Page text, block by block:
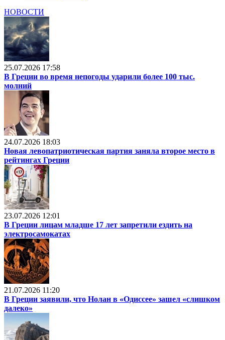
НОВОСТИ
25.07.2026 17:58
В Греции во время непогоды ударили более 100 тыс.
молний
24.07.2026 18:03
Новая левопатриотическая партия заняла второе место в
рейтингах Греции
23.07.2026 12:01
В Греции лицам младше 17 лет запретили ездить на
электросамокатах
21.07.2026 11:20
В Греции заявили, что Нолан в «Одиссее» зашел «слишком
далеко»